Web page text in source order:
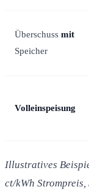
Überschuss mit
Speicher
Volleinspeisung
Illustratives
ct/kWh Strompreis,